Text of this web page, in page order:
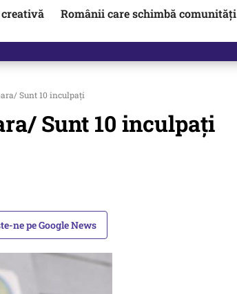
Românii care schimbă comunități
nu scapi
Sunt 10 inculpați
Sunt 10 inculpați
ne pe Google News